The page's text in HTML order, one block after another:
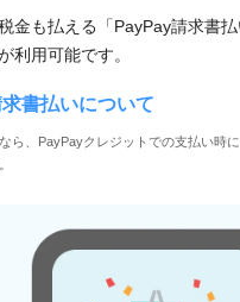
金も払える「PayPay請求書
利用可能です。
書払いについて
ら、PayPayクレジットでの支払い時